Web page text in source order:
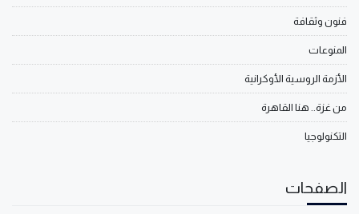
فنون وثقافة
المنوعات
الأزمة الروسية الأوكرانية
من غزة.. هنا القاهرة
التكنولوجيا
الصفحات